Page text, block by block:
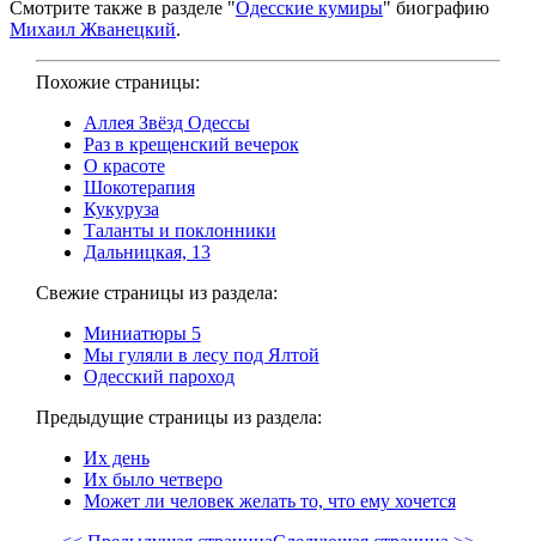
Смотрите также в разделе "Одесские кумиры" биографию
Михаил Жванецкий.
Похожие страницы:
Аллея Звёзд Одессы
Раз в крещенский вечерок
О красоте
Шокотерапия
Кукуруза
Таланты и поклонники
Дальницкая, 13
Свежие страницы из раздела:
Миниатюры 5
Мы гуляли в лесу под Ялтой
Одесский пароход
Предыдущие страницы из раздела:
Их день
Их было четверо
Может ли человек желать то, что ему хочется